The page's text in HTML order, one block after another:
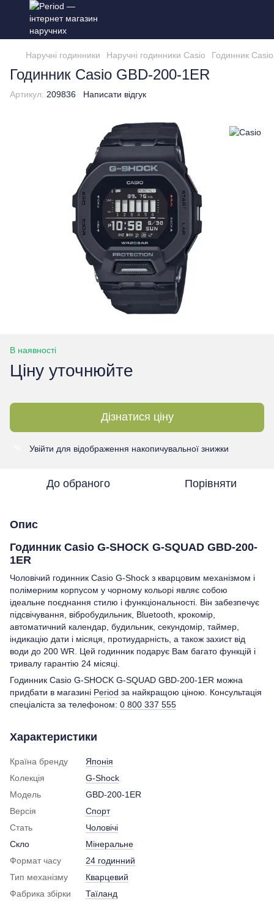
Наручні годинники Наручні годинники Casio Годинник
Годинник Casio GBD-200-1ER
Артикул: 209836 Написати відгук
В наявності
Ціну уточнюйте
Дізнатися ціну
Увійти для відображення накопичувальної знижки
До обраного Порівняти
Опис
Годинник Casio G-SHOCK G-SQUAD GBD-200-
1ER
Чоловічий годинник Casio G-Shock з кварцовим механізмом і
полімерним корпусом у чорному кольорі являє собою
ідеальне поєднання стилю і функціональності. Він забезпечує
підсвічування, вібробудильник, Bluetooth, крокомір,
автоматичний календар, будильник, секундомір, таймер,
індикацію дати і місяця, протиударність, а також захист від
води до 200 WR. Цей годинник подарує Вам багато функцій і
тривалу гарантію 24 місяці.
Годинник Casio G-SHOCK G-SQUAD GBD-200-1ER можна
придбати в магазині Period за найкращою ціною. Консультація
спеціаліста за телефоном: 0 800 337 555
Характеристики
Країна бренду
Японія
Колекція
G-Shock
Модель
GBD-200-1ER
Версія
Спорт
Стать
Чоловічі
Скло
Мінеральне
Формат часу
24 годинний
Тип механізму
Кварцевий
Фабрика збірки
Таїланд